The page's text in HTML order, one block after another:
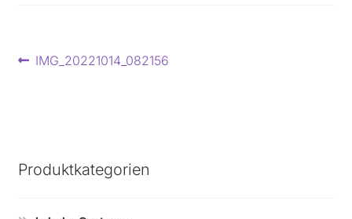
Beitragsnavigation
Vorheriger
IMG_20221014_082156
Produktkategorien